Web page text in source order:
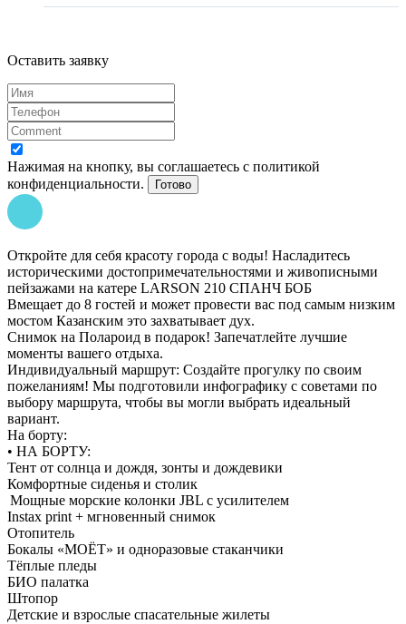
Оставить заявку
Нажимая на кнопку, вы соглашаетесь с политикой
конфиденциальности.
Готово
Откройте для себя красоту города с воды! Насладитесь
историческими достопримечательностями и живописными
пейзажами на катере LARSON 210 СПАНЧ БОБ
Вмещает до 8 гостей и может провести вас под самым низким
мостом Казанским это захватывает дух.
Снимок на Полароид в подарок! Запечатлейте лучшие
моменты вашего отдыха.
Индивидуальный маршрут: Создайте прогулку по своим
пожеланиям! Мы подготовили инфографику с советами по
выбору маршрута, чтобы вы могли выбрать идеальный
вариант.
На борту:
• НА БОРТУ:
Тент от солнца и дождя, зонты и дождевики
Комфортные сиденья и столик
Мощные морские колонки JBL с усилителем
Instax print + мгновенный снимок
Отопитель
Бокалы «МОЁТ» и одноразовые стаканчики
Тёплые пледы
БИО палатка
Штопор
Детские и взрослые спасательные жилеты